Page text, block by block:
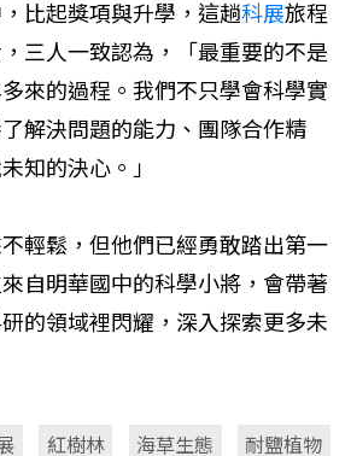
比起獎項與升學，這趟科展旅程
三人一致認為，「最重要的不是
來的過程。我們不只學會科學實
解決問題的能力、團隊合作精
知的決心。」
輕鬆，但他們已經勇敢踏出第一
自明華國中的科學小將，會帶著
的領域裡閃耀，深入探索更多未
紅樹林 海草生態
耐鹽植物